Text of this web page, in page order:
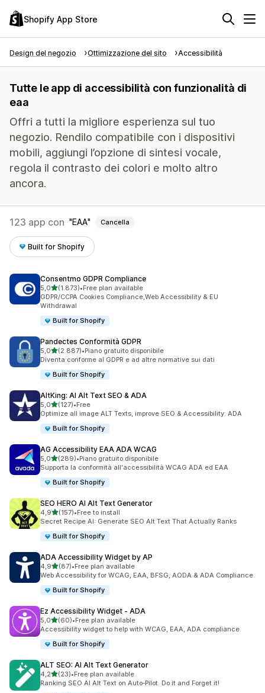
Shopify App Store
Design del negozio Ottimizzazione del sito Accessibilità
Tutte le app di accessibilità con funzionalità di
eaa
Offri a tutti la migliore esperienza sul tuo
negozio. Rendilo compatibile con i dispositivi
mobili, aggiungi l’opzione di sintesi vocale,
regola il contrasto dei colori e molto altro
ancora.
123 app con EAA Cancella
Built for Shopify
Consentmo GDPR Compliance
5,0stelle su 5
(1.873)
1873 recensioni totali
•Free plan available
GDPR/CCPA Cookies Compliance,Web Accessibility & EU
Withdrawal
Built for Shopify
Pandectes Conformità GDPR
5,0stelle su 5
(2.887)
2887 recensioni totali
•Piano gratuito disponibile
Diventa conforme al GDPR e ad altre normative sui dati
Built for Shopify
AltKing: AI Alt Text SEO & ADA
5,0stelle su 5
(127)
127 recensioni totali
•Free
Optimize all image ALT Texts, improve SEO & Accessibility: ADA
Built for Shopify
AG Accessibility EAA ADA WCAG
5,0stelle su 5
(289)
289 recensioni totali
•Piano gratuito disponibile
Supporta la conformità all'accessibilità WCAG ADA ed EAA
Built for Shopify
SEO HERO AI Alt Text Generator
4,9stelle su 5
(157)
157 recensioni totali
•Free to install
Secret Recipe AI: Generate SEO Alt Text That Actually Ranks
Built for Shopify
ADA Accessibility Widget by AP
4,9stelle su 5
(87)
87 recensioni totali
•Free plan available
Web Accessibility for WCAG, EAA, BFSG, AODA & ADA Compliance.
Built for Shopify
Ez Accessibility Widget ‑ ADA
5,0stelle su 5
(60)
60 recensioni totali
•Free plan available
Accessibility widget to help with WCAG, EAA, ADA compliance
Built for Shopify
ALT SEO: AI Alt Text Generator
4,2stelle su 5
(23)
23 recensioni totali
•Free plan available
Ranking SEO AI Alt Text on Auto‑Pilot. Do it and Forget it!